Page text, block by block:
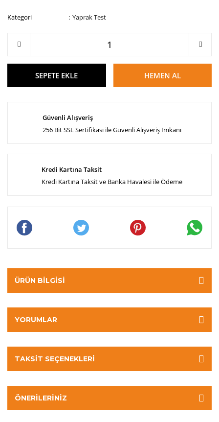
Kategori Yaprak Test
SEPETE EKLE HEMEN AL
Güvenli Alışveriş
256 Bit SSL Sertifikası ile Güvenli Alışveriş İmkanı
Kredi Kartına Taksit
Kredi Kartına Taksit ve Banka Havalesi ile Ödeme
ÜRÜN BILGISI
YORUMLAR
TAKSIT SEÇENEKLERI
ÖNERILERINIZ